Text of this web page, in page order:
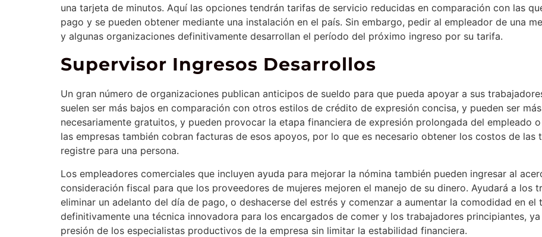
una tarjeta de minutos. Aquí las opciones tendrán tarifas de servicio reducidas en comparación con las
pago y se pueden obtener mediante una instalación en el país. Sin embargo, pedir al empleador de una
y algunas organizaciones definitivamente desarrollan el período del próximo ingreso por su tarifa.
Supervisor Ingresos Desarrollos
Un gran número de organizaciones publican anticipos de sueldo para que pueda apoyar a sus
suelen ser más bajos en comparación con otros estilos de crédito de expresión concisa, y pueden ser
necesariamente gratuitos, y pueden provocar la etapa financiera de expresión prolongada del empleado
las empresas también cobran facturas de esos apoyos, por lo que es necesario obtener los costos de las
registre para una persona.
Los empleadores comerciales que incluyen ayuda para mejorar la nómina también pueden ingresar al
consideración fiscal para que los proveedores de mujeres mejoren el manejo de su dinero. Ayudará a los
eliminar un adelanto del día de pago, o deshacerse del estrés y comenzar a aumentar la comodidad en
definitivamente una técnica innovadora para los encargados de comer y los trabajadores principiantes,
presión de los especialistas productivos de la empresa sin limitar la estabilidad financiera.